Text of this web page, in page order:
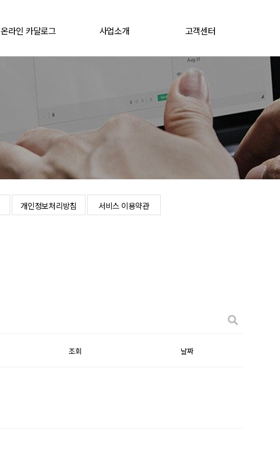
온라인 카달로그
온라인 카달로그
사업소개
전지소재
고객센터
공지/뉴스
채용공고
문의게시판
로그인
개인정보처리방침
서비스 이용약관
개인정보처리방침 서비스 이용약관
조회 날짜